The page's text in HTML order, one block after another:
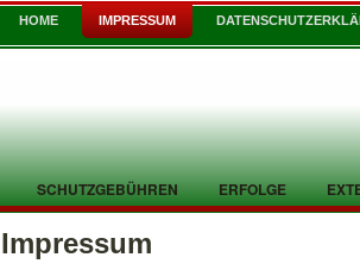
HOME IMPRESSUM
SCHUTZGEBÜHREN ERFOLGE
Impressum